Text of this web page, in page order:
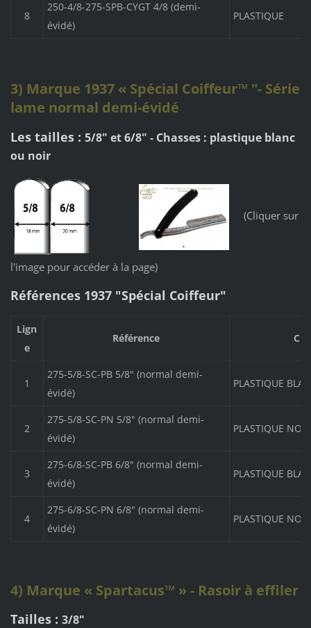
8
250-4/8-275-SPB-CYGT 4/8 (demi-
évidé)
PLASTIQUE
3) Marque 1937 « Spécial Coiffeur™ "- Série
lame normal demi-évidé
Les tailles : 5/8" et 6/8" - Chasses : plastique blanc
ou noir
(Cliquer sur
l'image pour accéder à la page)
Références 1937 "Spécial Coiffeur"
Lign
e
Référence
1
275-5/8-SC-PB 5/8" (normal demi-
évidé)
PLASTIQUE
2
275-5/8-SC-PN 5/8" (normal demi-
évidé)
PLASTIQUE NOIR
3
275-6/8-SC-PB 6/8" (normal demi-
évidé)
PLASTIQUE
4
275-6/8-SC-PN 6/8" (normal demi-
évidé)
PLASTIQUE NOIR
4) Marque « Spartacus™ » - Rasoir à effiler
Tailles : 3/8"